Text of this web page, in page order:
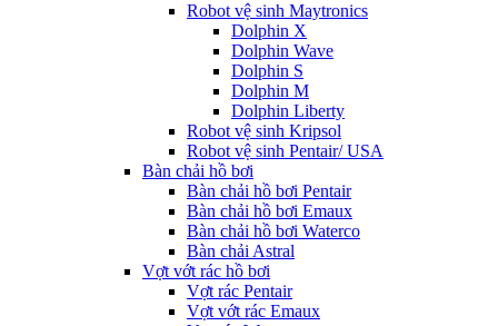
Robot vệ sinh Maytronics
Dolphin X
Dolphin Wave
Dolphin S
Dolphin M
Dolphin Liberty
Robot vệ sinh Kripsol
Robot vệ sinh Pentair/ USA
Bàn chải hồ bơi
Bàn chải hồ bơi Pentair
Bàn chải hồ bơi Emaux
Bàn chải hồ bơi Waterco
Bàn chải Astral
Vợt vớt rác hồ bơi
Vợt rác Pentair
Vợt vớt rác Emaux